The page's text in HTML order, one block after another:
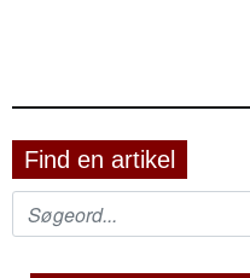
Find en artikel